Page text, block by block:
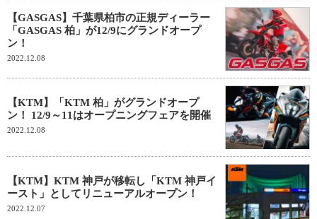
【GASGAS】千葉県柏市の正規ディーラー
「GASGAS 柏」が12/9にグランドオープ
ン！
2022.12.08
【KTM】「KTM 柏」がグランドオープ
ン！ 12/9～11はオープニングフェアを開催
2022.12.08
【KTM】KTM 神戸が移転し「KTM 神戸イ
ースト」としてリニューアルオープン！
2022.12.07